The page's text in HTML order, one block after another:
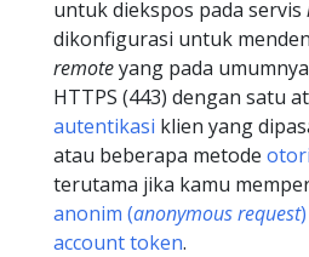
untuk diekspos pada servis
dikonfigurasi untuk
remoteyang pada
HTTPS (443) dengan satu
autentikasi klien yang
atau beberapa metode
terutama jika kamu
anonim (anonymous request)
account token.